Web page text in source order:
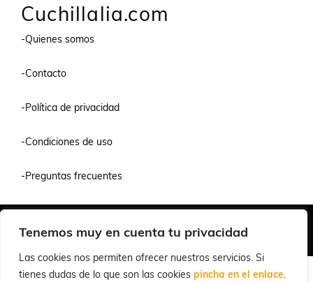
Tenemos muy en cuenta tu privacidad
Las cookies nos permiten ofrecer nuestros servicios. Si
tienes dudas de lo que son las cookies pincha en el enlace.
Cuchillalia.com
-Quienes somos
-Contacto
-Política de privacidad
-Condiciones de uso
-Preguntas frecuentes
© 2026 Cuchillalia.com